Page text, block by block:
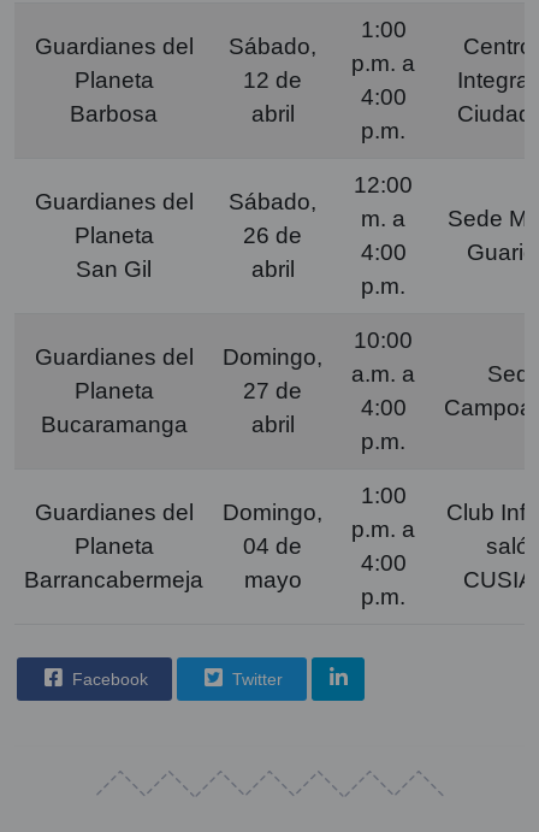
Guardianes del
Planeta
Barbosa
Sábado,
12 de
abril
1:00
p.m. a
4:00
p.m.
Centro
Guardianes del
Planeta
San Gil
Sábado,
26 de
abril
12:00
m. a
4:00
p.m.
Sede
Guardianes del
Planeta
Bucaramanga
Domingo,
27 de
abril
10:00
a.m. a
4:00
p.m.
Guardianes del
Planeta
Barrancabermeja
Domingo,
04 de
mayo
1:00
p.m. a
4:00
p.m.
Club
Facebook Twitter